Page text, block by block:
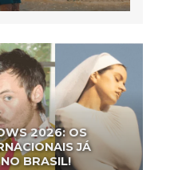
2026: OS
JÁ
BRASIL!